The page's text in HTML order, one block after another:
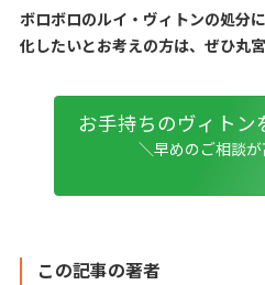
ボロボロのルイ・ヴィトンの処分
化したいとお考えの方は、ぜひ丸
お手持ちのヴィトン
＼早めのご相談
この記事の著者